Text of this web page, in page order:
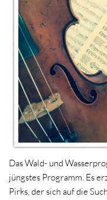
Das Wald- und
jüngstes Programm. Es
Pirks, der sich auf die